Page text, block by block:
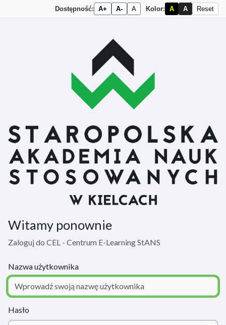
Dostępność: A+ A- A Kolor: A A Reset
Witamy ponownie
Zaloguj do CEL - Centrum E-Learning StANS
Nazwa użytkownika
Hasło